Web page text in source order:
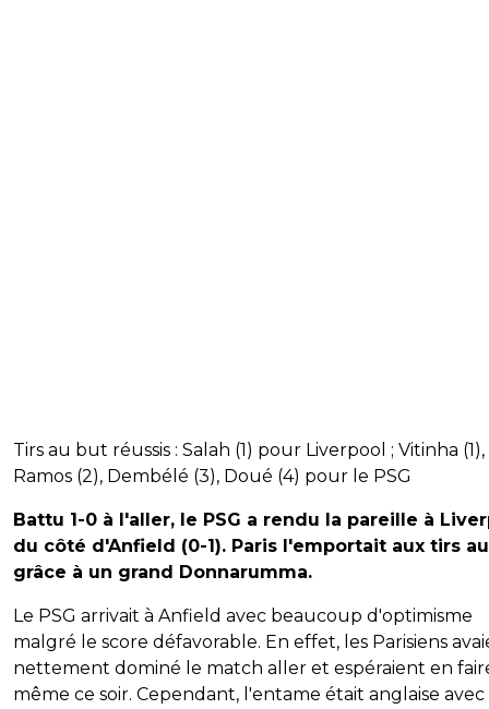
Tirs au but réussis : Salah (1) pour Liverpool ; Vitinha (1),
Ramos (2), Dembélé (3), Doué (4) pour le PSG
Battu 1-0 à l'aller, le PSG a rendu la pareille à
du côté d'Anfield (0-1). Paris l'emportait aux tirs
grâce à un grand Donnarumma.
Le PSG arrivait à Anfield avec beaucoup d'optimisme
malgré le score défavorable. En effet, les Parisiens
nettement dominé le match aller et espéraient en
même ce soir. Cependant, l'entame était anglaise